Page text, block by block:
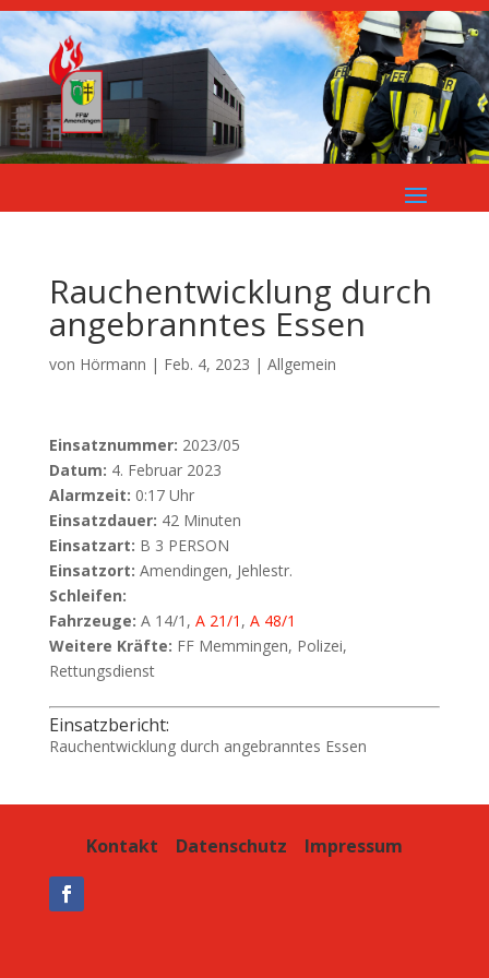
Rauchentwicklung durch
angebranntes Essen
von Hörmann | Feb. 4, 2023 | Allgemein
Einsatznummer: 2023/05
Datum: 4. Februar 2023
Alarmzeit: 0:17 Uhr
Einsatzdauer: 42 Minuten
Einsatzart: B 3 PERSON
Einsatzort: Amendingen, Jehlestr.
Schleifen:
Fahrzeuge: A 14/1, A 21/1 , A 48/1
Weitere Kräfte: FF Memmingen, Polizei,
Rettungsdienst
Einsatzbericht:
Rauchentwicklung durch angebranntes Essen
Kontakt Datenschutz Impressum